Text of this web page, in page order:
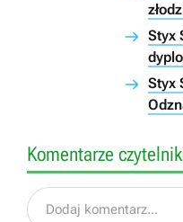
Styx
Styx
Komentarze
Dodaj komentarz...